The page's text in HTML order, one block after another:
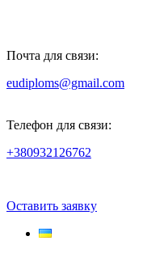
Почта для связи:
eudiploms@gmail.com
Телефон для связи:
+380932126762
Оставить заявку